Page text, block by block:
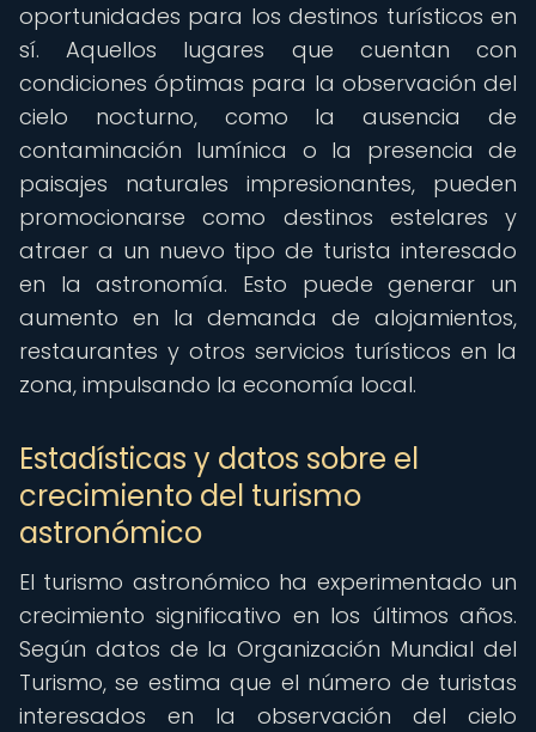
oportunidades para los destinos turísticos en
sí. Aquellos lugares que cuentan con
condiciones óptimas para la observación del
cielo nocturno, como la ausencia de
contaminación lumínica o la presencia de
paisajes naturales impresionantes, pueden
promocionarse como destinos estelares y
atraer a un nuevo tipo de turista interesado
en la astronomía. Esto puede generar un
aumento en la demanda de alojamientos,
restaurantes y otros servicios turísticos en la
zona, impulsando la economía local.
Estadísticas y datos sobre el
crecimiento del turismo
astronómico
El turismo astronómico ha experimentado un
crecimiento significativo en los últimos años.
Según datos de la Organización Mundial del
Turismo, se estima que el número de turistas
interesados en la observación del cielo